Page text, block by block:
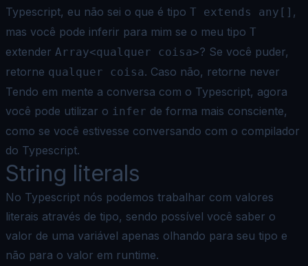
Typescript, eu não sei o que é tipo T extends any[] ,
mas você pode inferir para mim se o meu tipo T
extender Array<qualquer coisa>? Se você puder,
retorne qualquer coisa. Caso não, retorne never
Tendo em mente a conversa com o Typescript, agora
você pode utilizar o infer de forma mais consciente,
como se você estivesse conversando com o compilador
do Typescript.
String literals
No Typescript nós podemos trabalhar com valores
literais através de tipo, sendo possível você saber o
valor de uma variável apenas olhando para seu tipo e
não para o valor em runtime.